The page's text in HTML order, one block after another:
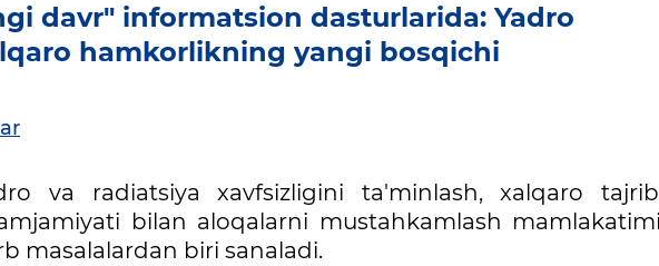
davr" informatsion dasturlarida: Yadro
hamkorlikning yangi bosqichi
va radiatsiya xavfsizligini ta'minlash, xalqaro
bilan aloqalarni mustahkamlash
masalalardan biri sanaladi.